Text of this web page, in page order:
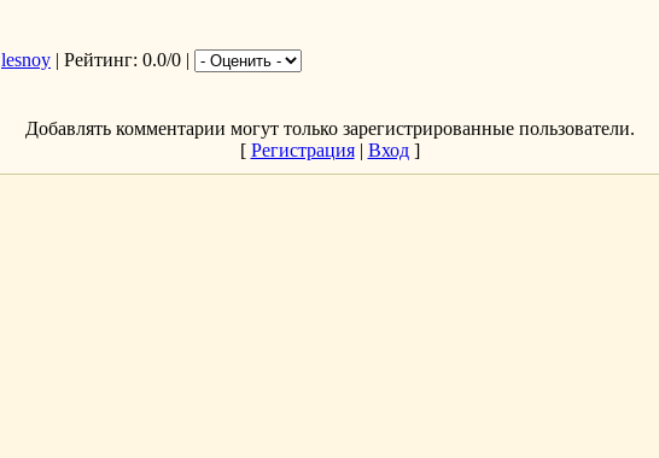
lesnoy | Рейтинг: 0.0/0 |
Добавлять комментарии могут только зарегистрированные пользователи.
[ Регистрация| Вход]